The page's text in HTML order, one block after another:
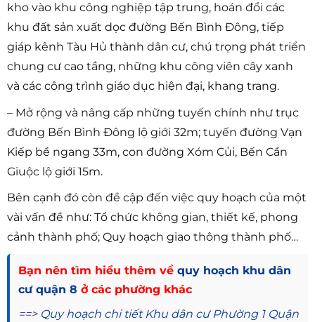
kho vào khu công nghiệp tập trung, hoán đổi các
khu đất sản xuất dọc đường Bến Bình Đông, tiếp
giáp kênh Tàu Hủ thành dân cư, chú trọng phát triển
chung cư cao tầng, những khu công viên cây xanh
và các công trình giáo dục hiện đại, khang trang.
– Mở rộng và nâng cấp những tuyến chính như trục
đường Bến Bình Đông lộ giới 32m; tuyến đường Vạn
Kiếp bề ngang 33m, con đường Xóm Củi, Bến Cần
Giuộc lộ giới 15m.
Bên cạnh đó còn đề cập đến việc quy hoạch của một
vài vấn đề như: Tổ chức không gian, thiết kế, phong
cảnh thành phố; Quy hoạch giao thông thành phố…
Bạn nên tìm hiểu thêm về quy hoạch khu dân
cư quận 8 ở các phường khác
==> Quy hoạch chi tiết Khu dân cư Phường 1 Quận